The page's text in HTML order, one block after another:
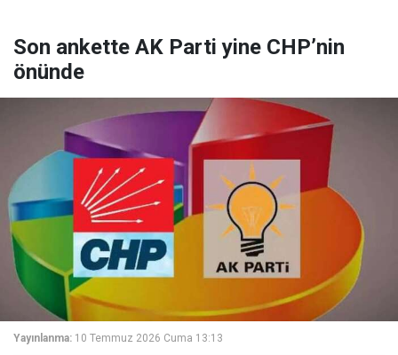
Son ankette AK Parti yine CHP’nin
önünde
Yayınlanma: 10 Temmuz 2026 Cuma 13:13